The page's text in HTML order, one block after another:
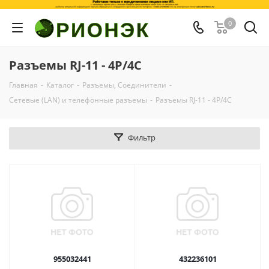
0
Разъемы RJ-11 - 4P/4C
Главная - Каталог - Разъемы, Соединители -
Сетевые (LAN) и телефонные разъемы - Разъемы RJ-11 - 4P/4C
Фильтр
955032441 432236101